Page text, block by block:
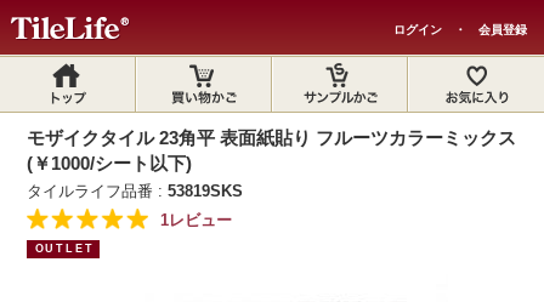
ログイン ・ 会員登録
モザイクタイル 23角平 表面紙貼り フルーツカラーミックス
(￥1000/シート以下)
タイルライフ品番 :53819SKS
1レビュー
OUTLET